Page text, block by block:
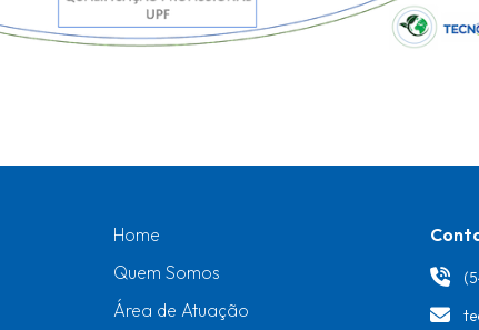
Home
Quem Somos
Área de Atuação